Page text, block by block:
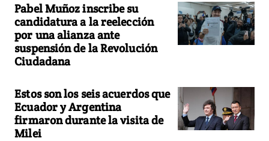
Pabel Muñoz inscribe su
candidatura a la reelección
por una alianza ante
suspensión de la Revolución
Ciudadana
Estos son los seis acuerdos que
Ecuador y Argentina
firmaron durante la visita de
Milei